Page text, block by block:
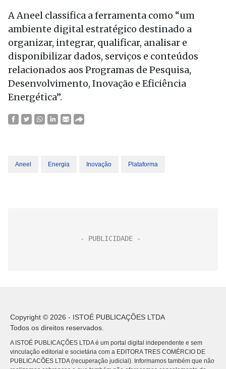
A Aneel classifica a ferramenta como “um
ambiente digital estratégico destinado a
organizar, integrar, qualificar, analisar e
disponibilizar dados, serviços e conteúdos
relacionados aos Programas de Pesquisa,
Desenvolvimento, Inovação e Eficiência
Energética”.
Aneel Energia Inovação Plataforma
Copyright © 2026 - ISTOÉ PUBLICAÇÕES LTDA
Todos os direitos reservados.
A ISTOÉ PUBLICAÇÕES LTDA é um portal digital independente e sem
vinculação editorial e societária com a EDITORA TRES COMÉRCIO DE
PUBLICACÕES LTDA (recuperação judicial). Informamos também que não